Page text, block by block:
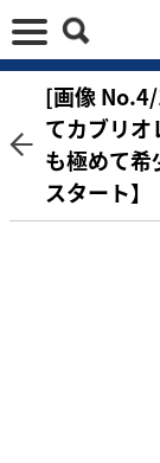
[画像
てカブリオ
も極めて希
スタート】